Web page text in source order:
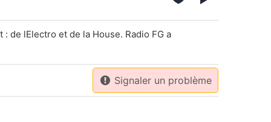
de lElectro et de la House. Radio FG a
Signaler un problème